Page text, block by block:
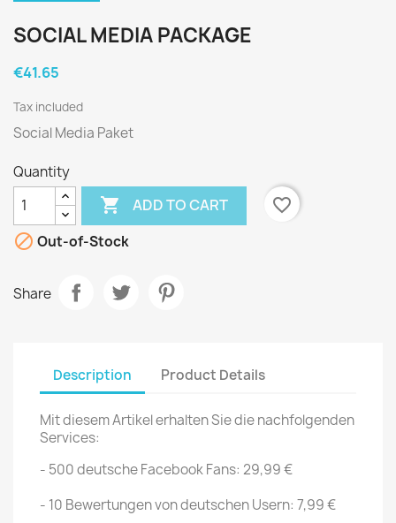
SOCIAL MEDIA PACKAGE
€41.65
Tax included
Social Media Paket
Quantity
 ADD TO CART
favorite_border
 Out-of-Stock
Share
Description Product Details
Mit diesem Artikel erhalten Sie die nachfolgenden
Services:
- 500 deutsche Facebook Fans: 29,99 €
- 10 Bewertungen von deutschen Usern: 7,99 €